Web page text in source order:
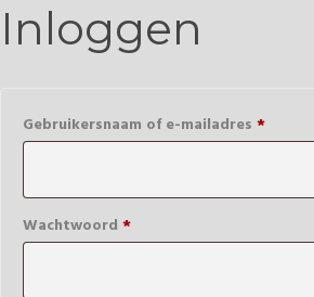
Inloggen
Gebruikersnaam of e-mailadres *
Wachtwoord *Verplicht